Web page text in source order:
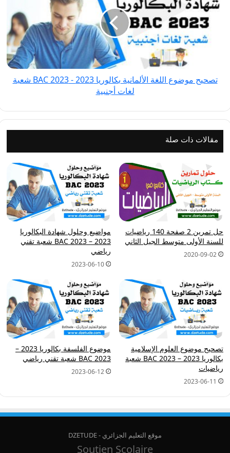
اللغة
الألمانية
بكالوريا
2023
2023
أجنبية
تصحيح موضوع اللغة الألمانية بكالوريا 2023 - BAC 2023 شعبة
لغات أجنبية
مقالات ذات صلة
حل تمرين 2 صفحة 140 رياضيات
للسنة الأولى متوسط الجيل الثاني
2020-09-02
مواضيع وحلول شهادة البكالوريا
2023 – BAC 2023 شعبة تقني
رياضي
2023-06-10
تصحيح موضوع العلوم الإسلامية
بكالوريا 2023 – BAC 2023 شعبة
رياضيات
2023-06-11
موضوع الفلسفة بكالوريا 2023 –
BAC 2023 شعبة تقني رياضي
2023-06-12
موقع التعليم الجزائري - DZETUDE
Soutien Scolaire